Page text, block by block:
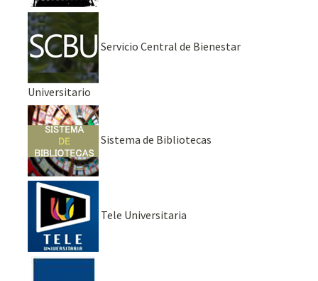
Servicio Central de Bienestar
Universitario
Sistema de Bibliotecas
Tele Universitaria